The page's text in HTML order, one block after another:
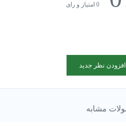
0 امتیاز و رای
افزودن نظر جدید
مشابه